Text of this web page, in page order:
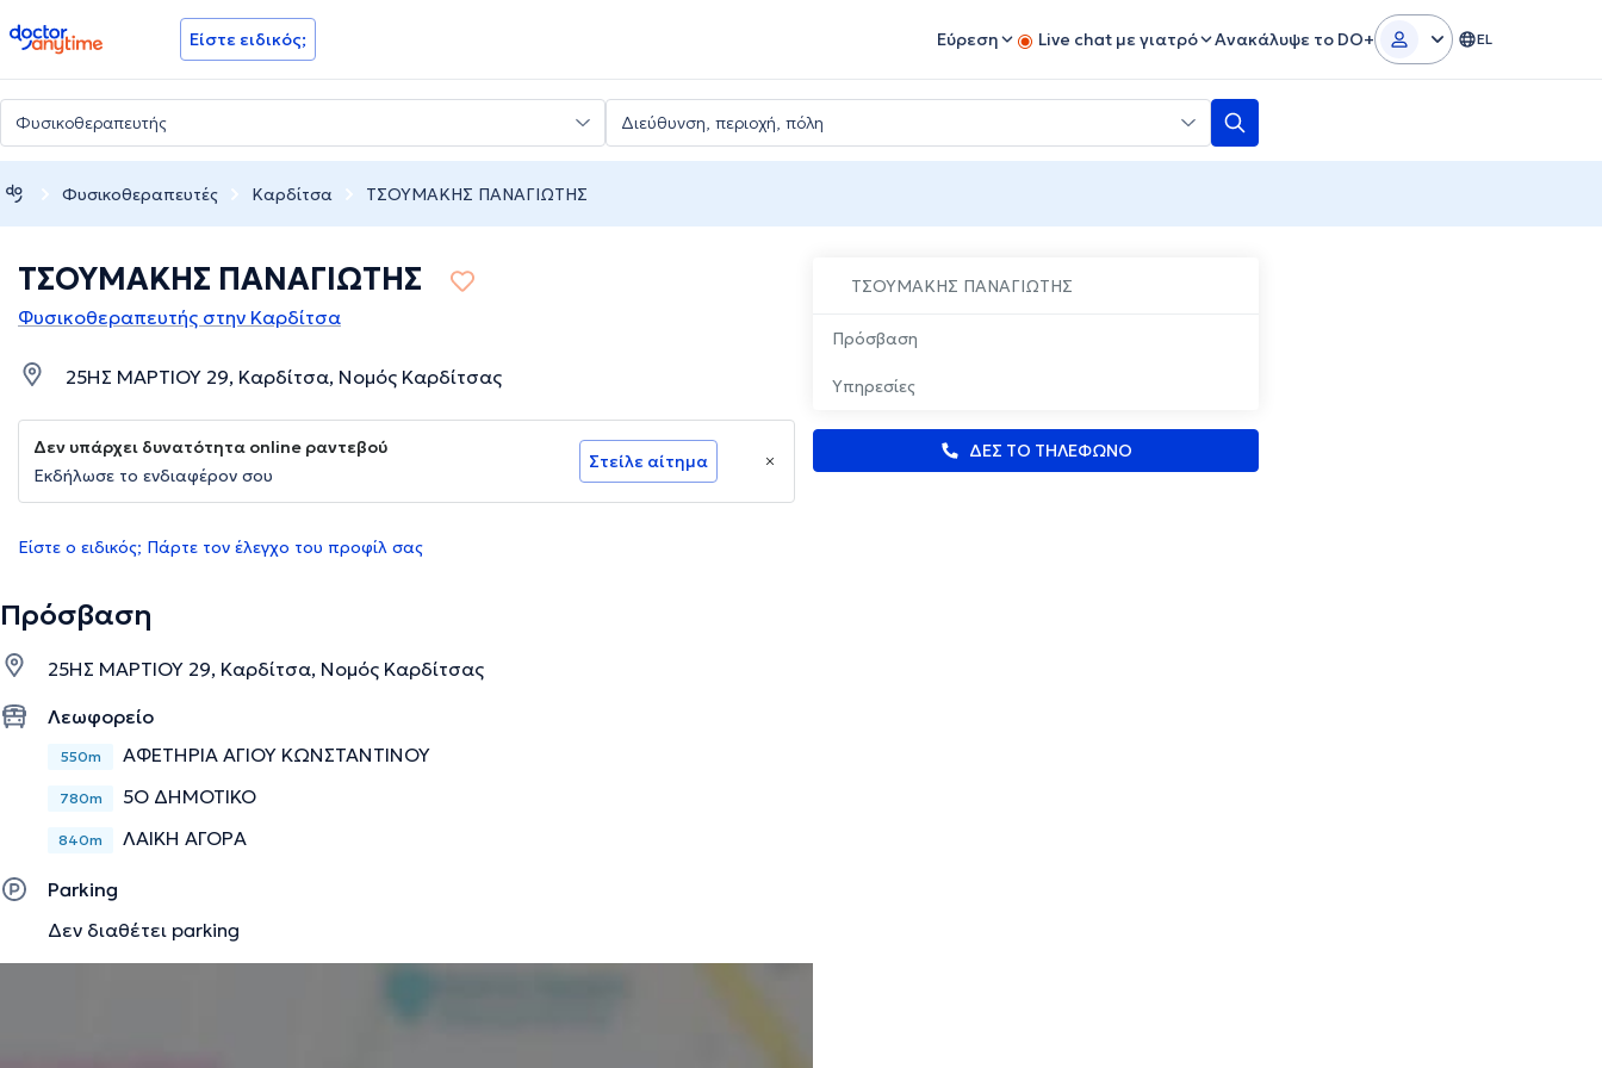
doctoranytime Είστε ειδικός; Εύρεση Live chat με γιατρό Ανακάλυψε το DO+ EL
Φυσικοθεραπευτές Καρδίτσα ΤΣΟΥΜΑΚΗΣ ΠΑΝΑΓΙΩΤΗΣ
ΤΣΟΥΜΑΚΗΣ ΠΑΝΑΓΙΩΤΗΣ
Πρόσβαση
Υπηρεσίες
ΔΕΣ ΤΟ ΤΗΛΕΦΩΝΟ
ΤΣΟΥΜΑΚΗΣ ΠΑΝΑΓΙΩΤΗΣ
Φυσικοθεραπευτής στην Καρδίτσα
25ΗΣ ΜΑΡΤΙΟΥ 29, Καρδίτσα, Νομός Καρδίτσας
Δεν υπάρχει δυνατότητα online ραντεβού
Εκδήλωσε το ενδιαφέρον σου
Στείλε αίτημα
Είστε ο ειδικός; Πάρτε τον έλεγχο του προφίλ σας
Πρόσβαση
25ΗΣ ΜΑΡΤΙΟΥ 29, Καρδίτσα, Νομός Καρδίτσας
Λεωφορείο
550m ΑΦΕΤΗΡΙΑ ΑΓΙΟΥ ΚΩΝΣΤΑΝΤΙΝΟΥ
780m 5Ο ΔΗΜΟΤΙΚΟ
840m ΛΑΙΚΗ ΑΓΟΡΑ
Parking
Δεν διαθέτει parking